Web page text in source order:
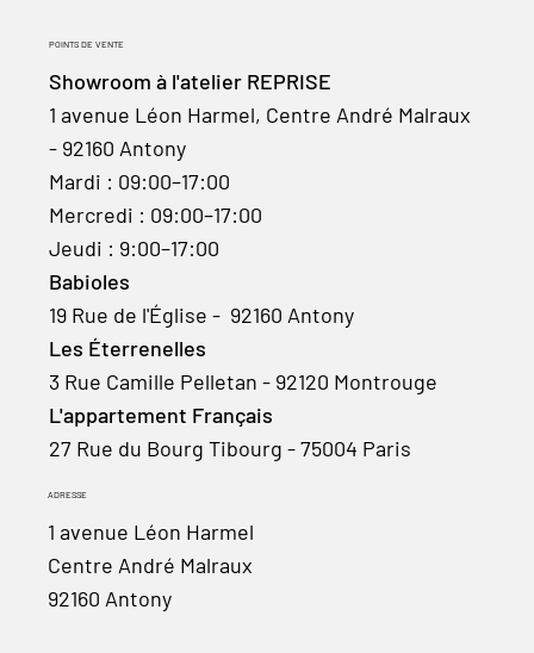
ADRESSE
1 avenue Léon Harmel
Centre André Malraux
92160 Antony
POINTS DE VENTE
Showroom à l'atelier REPRISE
1 avenue Léon Harmel, Centre André Malraux
- 92160 Antony
Mardi : 09:00–17:00
Mercredi : 09:00–17:00
Jeudi : 9:00–17:00
Babioles
19 Rue de l'Église - 92160 Antony
Les Éterrenelles
3 Rue Camille Pelletan - 92120 Montrouge
L'appartement Français
27 Rue du Bourg Tibourg - 75004 Paris